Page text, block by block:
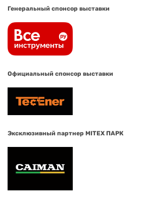
Генеральный спонсор выставки
Официальный спонсор выставки
Эксклюзивный партнер MITEX ПАРК